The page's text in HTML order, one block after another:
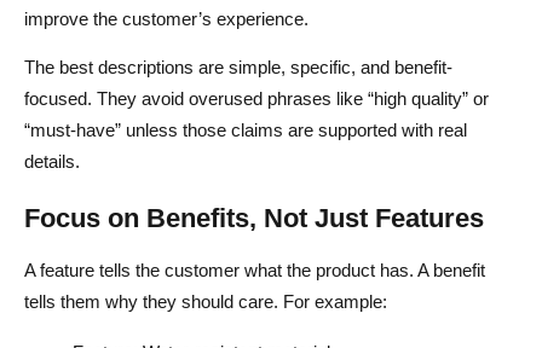
improve the customer’s experience.
The best descriptions are simple, specific, and benefit-
focused. They avoid overused phrases like “high quality” or
“must-have” unless those claims are supported with real
details.
Focus on Benefits, Not Just Features
A feature tells the customer what the product has. A benefit
tells them why they should care. For example: